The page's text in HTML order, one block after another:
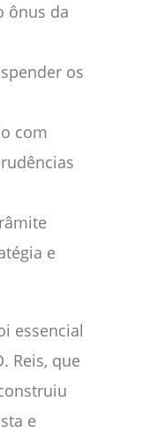
ônus da
os
com
e
essencial
Reis, que
e